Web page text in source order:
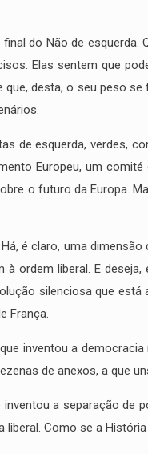
do Não de
Elas sentem que
desta, o seu peso
de esquerda, verdes,
Europeu, um
o futuro da Europa.
é claro, uma
ordem liberal. E
silenciosa que
França.
inventou a
de anexos, a que
a separação de
Como se a